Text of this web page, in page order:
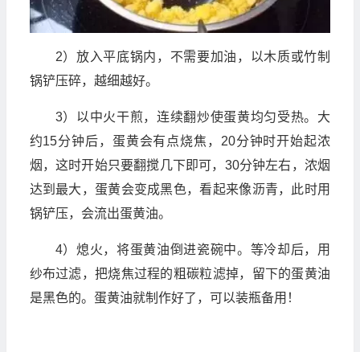
2）放入平底锅内，不需要加油，以木质或竹制
锅铲压碎，越细越好。
3）以中火干煎，连续翻炒使蛋黄均匀受热。大
约15分钟后，蛋黄会有点烧焦，20分钟时开始起浓
烟，这时开始只要翻搅几下即可，30分钟左右，浓烟
达到最大，蛋黄会变成黑色，看起来像沥青，此时用
锅铲压，会流出蛋黄油。
4）熄火，将蛋黄油倒进瓷碗中。等冷却后，用
纱布过滤，把烧焦过程的粗碳粒滤掉，留下的蛋黄油
是黑色的。蛋黄油就制作好了，可以装瓶备用！